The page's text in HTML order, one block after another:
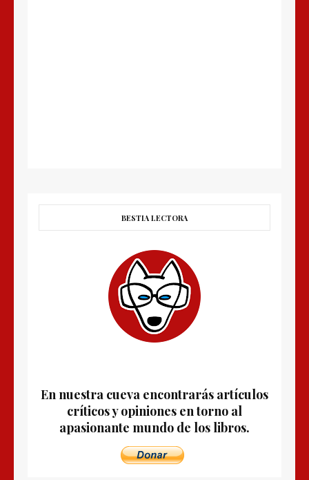
BESTIA LECTORA
En nuestra cueva encontrarás artículos
críticos y opiniones en torno al
apasionante mundo de los libros.